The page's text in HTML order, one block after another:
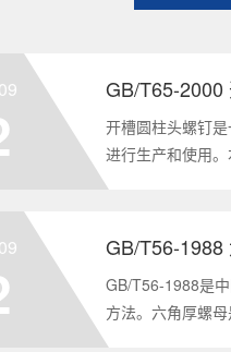
GB/T65-2000
开槽圆柱头螺钉
进行生产和使用
及应用领域，帮助
GB/T56-1988
GB/T56-1988是
方法。六角厚螺
度。它通常用于需